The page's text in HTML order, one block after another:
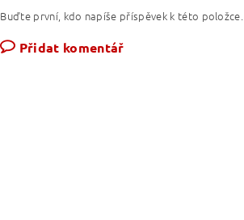
Buďte první, kdo napíše příspěvek k této položce.
Přidat komentář